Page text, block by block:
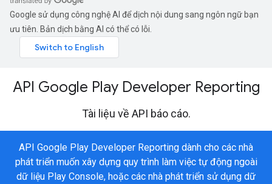
Google sử dụng công nghệ AI để dịch nội dung sang ngôn ngữ bạn
ưu tiên. Bản dịch bằng AI có thể có lỗi.
API Google Play Developer Reporting
Tài liệu về API báo cáo.
API Google Play Developer Reporting dành cho các nhà
phát triển muốn xây dựng quy trình làm việc tự động ngoài
dữ liệu Play Console, hoặc các nhà phát triển sử dụng dữ